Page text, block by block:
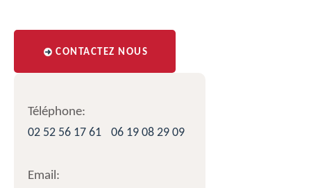
CONTACTEZ NOUS
Téléphone:
02 52 56 17 61
06 19 08 29 09
Email: